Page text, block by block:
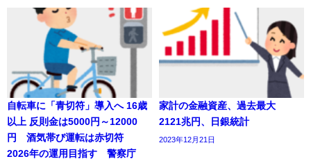
自転車に「青切符」導入へ 16歳
以上 反則金は5000円～12000
円 酒気帯び運転は赤切符
2026年の運用目指す 警察庁
家計の金融資産、過去最大
2121兆円、日銀統計
2023年12月21日